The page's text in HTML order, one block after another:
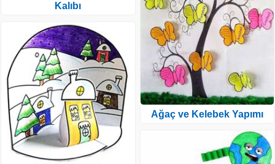
Kalıbı
Ağaç ve Kelebek Yapımı